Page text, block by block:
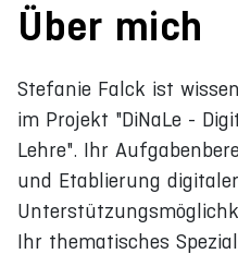
Über mich
Stefanie Falck ist
im Projekt "DiNaLe -
Lehre". Ihr
und Etablierung digitaler
Ihr thematisches